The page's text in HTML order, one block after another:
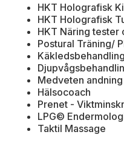
HKT Holografisk
HKT Holografisk
HKT Näring tester
Postural Träning/
Medveten andning
Hälsocoach
Prenet -
LPG©
Taktil Massage